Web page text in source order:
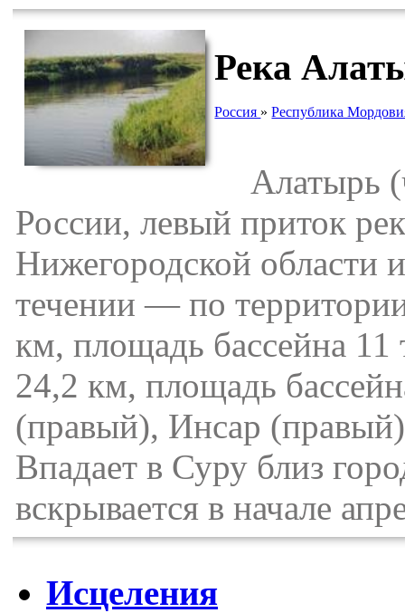
Река
Россия »Республика
Алатырь
России, левый приток
Нижегородской
течении — по
км, площадь бассейна
24,2 км, площадь
(правый), Инсар
Впадает в Суру близ
вскрывается в начале
Исцеления